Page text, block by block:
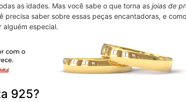
as idades. Mas você sabe o que torna as joias de
precisa saber sobre essas peças encantadoras, e
alguém especial.
925?